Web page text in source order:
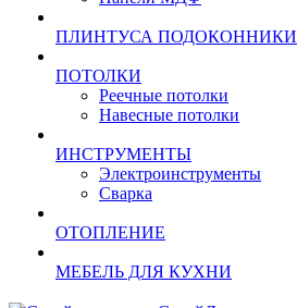
ПЛИНТУСА ПОДОКОННИКИ
ПОТОЛКИ
Реечные потолки
Навесные потолки
ИНСТРУМЕНТЫ
Электроинструменты
Сварка
ОТОПЛЕНИЕ
МЕБЕЛЬ ДЛЯ КУХНИ